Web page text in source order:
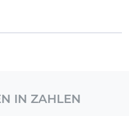
IN ZAHLEN